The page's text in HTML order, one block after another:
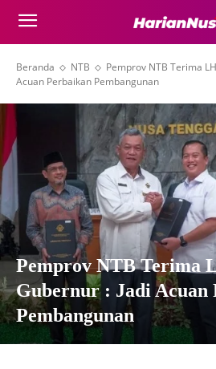
Beranda NTB
Pemprov NTB Terima
Acuan Perbaikan Pembangunan
Pemprov NTB Terima
Gubernur : Jadi Acuan
Pembangunan